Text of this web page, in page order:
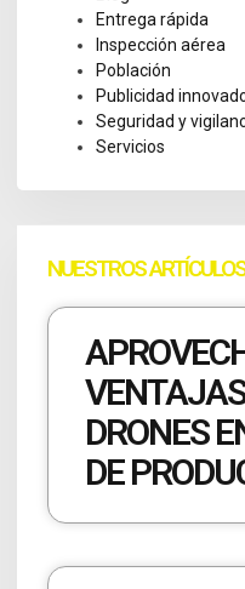
Entrega rápida
Inspección aérea
Población
Publicidad
Seguridad y
Servicios
NUESTROS ARTÍCULOS
DRONES
DE